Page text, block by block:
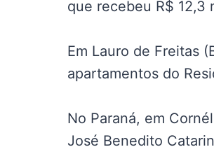
que recebeu R$ 12,3
Em Lauro de Freitas
apartamentos do
No Paraná, em
José Benedito